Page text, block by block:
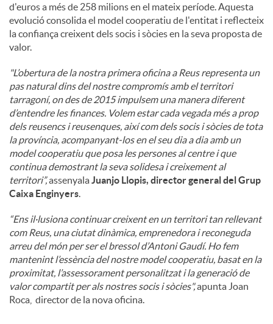
d'euros a més de 258 milions en el mateix període. Aquesta
evolució consolida el model cooperatiu de l'entitat i reflecteix
la confiança creixent dels socis i sòcies en la seva proposta de
valor.
"L’obertura de la nostra primera oficina a Reus representa un
pas natural dins del nostre compromís amb el territori
tarragoní, on des de 2015 impulsem una manera diferent
d’entendre les finances. Volem estar cada vegada més a prop
dels reusencs i reusenques, així com dels socis i sòcies de tota
la província, acompanyant-los en el seu dia a dia amb un
model cooperatiu que posa les persones al centre i que
continua demostrant la seva solidesa i creixement al
territori”,assenyalaJuanjo Llopis, director general del Grup
Caixa Enginyers.
“Ens il·lusiona continuar creixent en un territori tan rellevant
com Reus, una ciutat dinàmica, emprenedora i reconeguda
arreu del món per ser el bressol d’Antoni Gaudí. Ho fem
mantenint l’essència del nostre model cooperatiu, basat en la
proximitat, l’assessorament personalitzat i la generació de
valor compartit per als nostres socis i sòcies",apunta Joan
Roca, director de la nova oficina.